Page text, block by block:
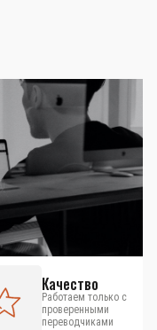
Качество
Работаем только с
проверенными
переводчиками